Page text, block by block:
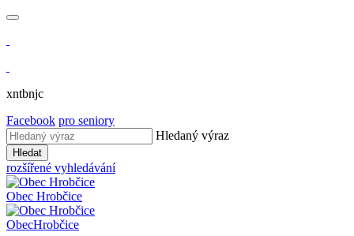
xntbnjc
Facebook pro seniory
Hledaný výraz
Hledat
rozšířené vyhledávání
Obec Hrobčice
ObecHrobčice